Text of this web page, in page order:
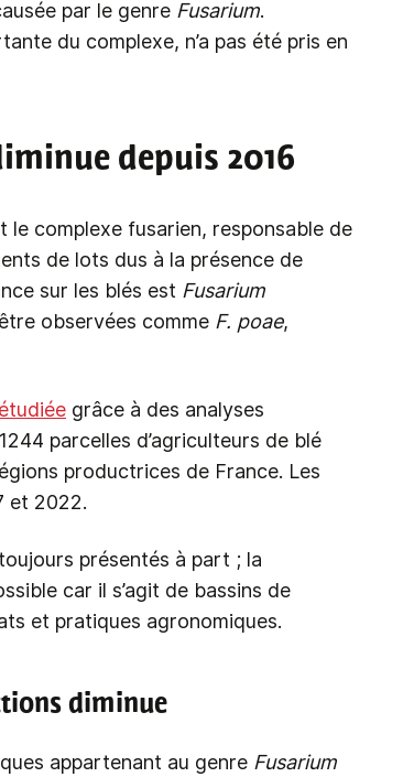
par le genre Fusarium.
du complexe, n’a pas été pris en
depuis 2016
le complexe fusarien, responsable de
de lots dus à la présence de
sur les blés est Fusarium
observées comme F. poae,
étudiéegrâce à des analyses
parcelles d’agriculteurs de blé
productrices de France. Les
et 2022.
présentés à part ; la
car il s’agit de bassins de
et pratiques agronomiques.
diminue
appartenant au genre Fusarium